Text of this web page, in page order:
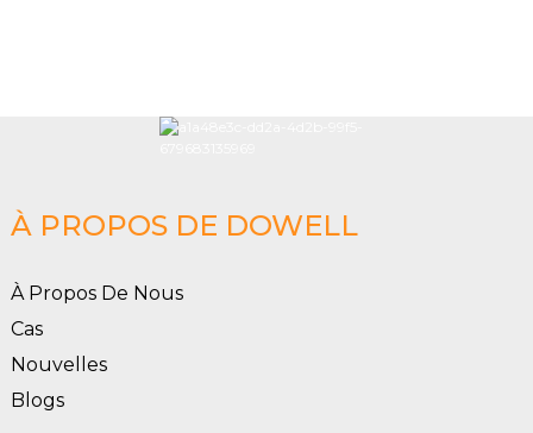
À PROPOS DE DOWELL
À Propos De Nous
Cas
Nouvelles
Blogs